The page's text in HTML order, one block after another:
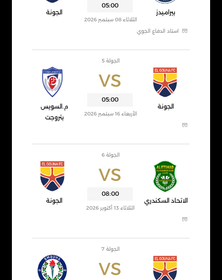
بيراميدز
استاد الدفاع الجوي
05:00
الثلاثاء 08 سبتمبر 2026
الجونة
VS
الجونة
05:00
الجولة 5
الأربعاء 16 سبتمبر 2026
م.السويس
بتروجت
VS
الاتحاد السكندري
08:00
الجولة 6
الثلاثاء 13 أكتوبر 2026
الجونة
VS
الجولة 7